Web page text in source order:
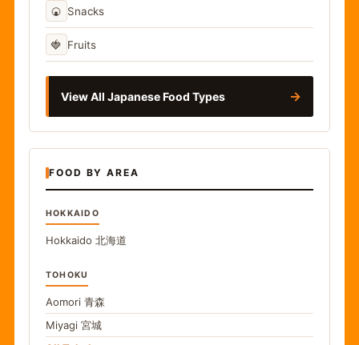
🍘 Snacks
🍓 Fruits
View All Japanese Food Types →
FOOD BY AREA
HOKKAIDO
Hokkaido 北海道
TOHOKU
Aomori 青森
Miyagi 宮城